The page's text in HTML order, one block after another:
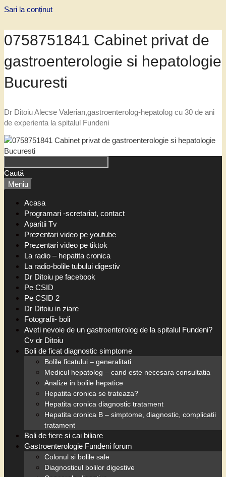
Sari la conținut
0758751841 Cabinet privat de
gastroenterologie si hepatologie
Bucuresti
Dr Ditoiu Alecse Valerian,gastroenterolog-hepatolog cu 30 de ani
de experienta la spitalul Fundeni
Caută
Meniu
Acasa
Programari -scretariat, contact
Aparitii Tv
Prezentari video pe youtube
Prezentari video pe tiktok
La radio – hepatita cronica
La radio-bolile tubului digestiv
Dr Ditoiu pe facebook
Pe CSID
Pe CSID 2
Dr Ditoiu in ziare
Fotografii- boli
Aveti nevoie de un gastroenterolog de la spitalul Fundeni?
Cv dr Ditoiu
Boli de ficat diagnostic simptome
Bolile ficatului – generalitati
Medicul hepatolog – cand este necesara consultatia
Analize in bolile hepatice
Hepatita cronica se trateaza?
Hepatita cronica diagnostic tratament
Hepatita cronica B – simptome, diagnostic, complicatii
tratament
Boli de fiere si cai biliare
Gastroenterologie Fundeni forum
Colonul si bolile sale
Diagnosticul bolilor digestive